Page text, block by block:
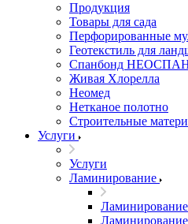
Продукция
Товары для сада
Перфорированные
Геотекстиль для
Спанбонд
Живая Хлорелла
Нeомед
Нетканое полотно
Строительные
Услуги
Услуги
Ламинирование
Ламинирование